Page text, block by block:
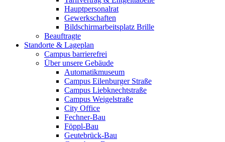
Hauptpersonalrat
Gewerkschaften
Bildschirmarbeitsplatz Brille
Beauftragte
Standorte & Lageplan
Campus barrierefrei
Über unsere Gebäude
Automatikmuseum
Campus Eilenburger Straße
Campus Liebknechtstraße
Campus Weigelstraße
City Office
Fechner-Bau
Föppl-Bau
Geutebrück-Bau